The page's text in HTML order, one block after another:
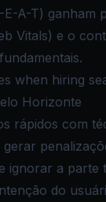
E-A-T) ganham
Vitals) e o
when hiring
Horizonte
rápidos com
ignorar a parte
do